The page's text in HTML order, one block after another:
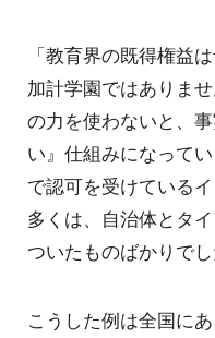
「教育界の既得権益
加計学園ではありま
の力を使わないと、
い』仕組みになって
で認可を受けている
多くは、自治体とタ
ついたものばかりでし
こうした例は全国に